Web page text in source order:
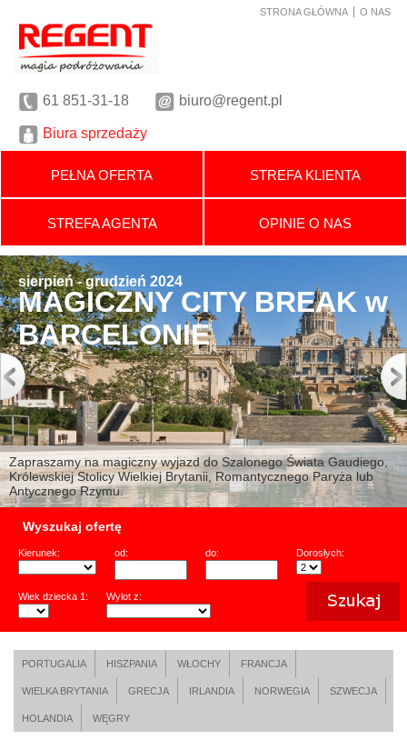
STRONA GŁÓWNA O NAS
61 851-31-18 biuro@regent.pl
Biura sprzedaży
PEŁNA OFERTA STREFA KLIENTA
STREFA AGENTA OPINIE O NAS
sierpień - grudzień 2024
MAGICZNY CITY BREAK w
BARCELONIE
Zapraszamy na magiczny wyjazd do Szalonego Świata Gaudiego,
Królewskiej Stolicy Wielkiej Brytanii, Romantycznego Paryża lub
Antycznego Rzymu.
Wyszukaj ofertę
Kierunek: od: do: Dorosłych:
Wiek dziecka 1: Wylot z:
PORTUGALIA HISZPANIA WŁOCHY FRANCJA
WIELKA BRYTANIA GRECJA IRLANDIA NORWEGIA SZWECJA
HOLANDIA WĘGRY